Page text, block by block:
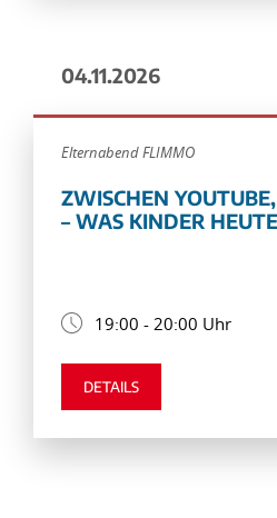
04.11.2026
Elternabend FLIMMO
ZWISCHEN
– WAS KINDER
19:00 - 20:00 Uhr
DETAILS